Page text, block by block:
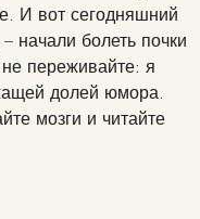
И вот сегодняшний
начали болеть почки
переживайте: я
долей юмора.
мозги и читайте